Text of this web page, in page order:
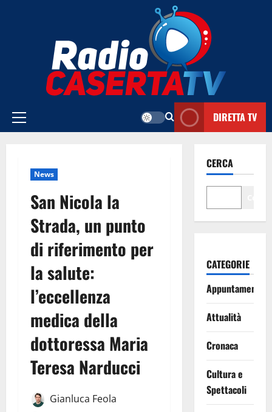
Menu
DIRETTA TV
News
San Nicola la
Strada, un punto
di riferimento per
la salute:
l’eccellenza
medica della
dottoressa Maria
Teresa Narducci
Gianluca Feola
CERCA
CATEGORIE
Appuntamenti
Attualità
Cronaca
Cultura e
Spettacoli